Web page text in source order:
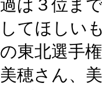
過は３位ま
してほしい
の東北選手
美穂さん、